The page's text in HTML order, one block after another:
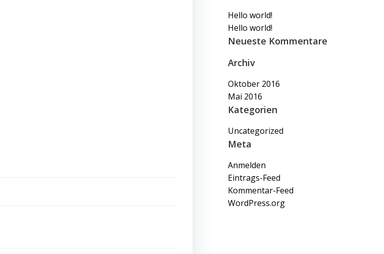
Hello world!
Hello world!
Neueste Kommentare
Archiv
Oktober 2016
Mai 2016
Kategorien
Uncategorized
Meta
Anmelden
Eintrags-Feed
Kommentar-Feed
WordPress.org